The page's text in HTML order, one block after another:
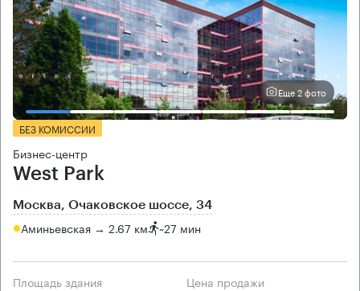
Еще 2 фото
БЕЗ КОМИССИИ
Бизнес-центр
West Park
Москва, Очаковское шоссе, 34
Аминьевская → 2.67 км ~27 мин
Площадь здания Цена продажи